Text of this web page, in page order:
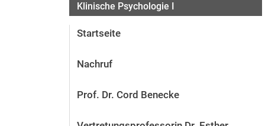
Klinische Psychologie I
Startseite
Nachruf
Prof. Dr. Cord Benecke